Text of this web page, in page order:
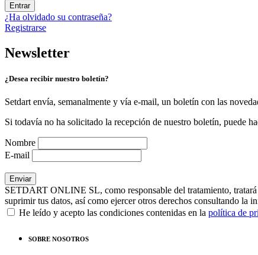
Entrar
¿Ha olvidado su contraseña?
Registrarse
Newsletter
¿Desea recibir nuestro boletín?
Setdart envía, semanalmente y vía e-mail, un boletín con las
Si todavía no ha solicitado la recepción de nuestro boletín, puede
Nombre
E-mail
SETDART ONLINE SL, como responsable del tratamiento, tratará
suprimir tus datos, así como ejercer otros derechos consultando la
He leído y acepto las condiciones contenidas en la política de
SOBRE NOSOTROS